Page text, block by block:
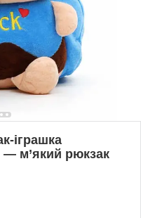
іграшка
— м’який рюкзак